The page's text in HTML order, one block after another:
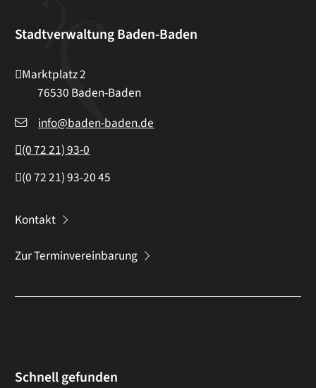
Stadtverwaltung Baden-Baden
Marktplatz 2
76530 Baden-Baden
info@baden-baden.de
(07221) 93-0
(07221) 93-2045
Kontakt
Zur Terminvereinbarung
Schnell gefunden